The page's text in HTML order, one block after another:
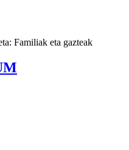
Familiak eta gazteak